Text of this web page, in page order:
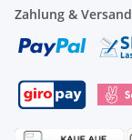
Zahlung & Versand